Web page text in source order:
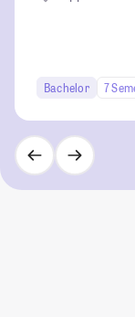
Bachelor 7